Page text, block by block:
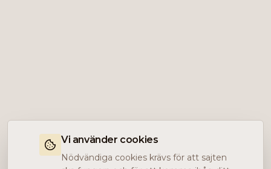
Vi använder cookies
Nödvändiga cookies krävs för att sajten